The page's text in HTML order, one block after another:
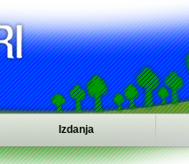
Izdanja